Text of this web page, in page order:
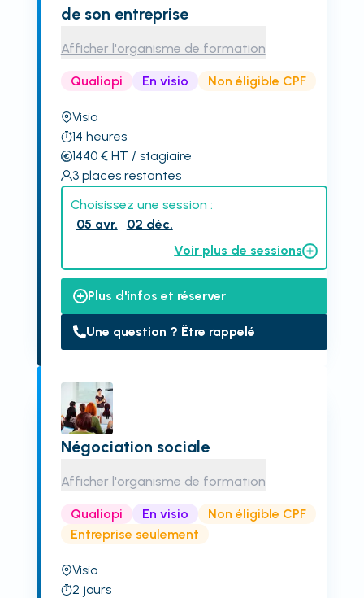
de son entreprise
Afficher l'organisme de formation
Qualiopi En visio Non éligible CPF
Visio
14 heures
1440€ HT / stagiaire
3 places restantes
Choisissez une session :
05 avr.
02 déc.
Voir plus de sessions
Plus d'infos et réserver
Une question ? Être rappelé
Négociation sociale
Afficher l'organisme de formation
Qualiopi En visio
Non éligible CPF
Entreprise seulement
Visio
2 jours